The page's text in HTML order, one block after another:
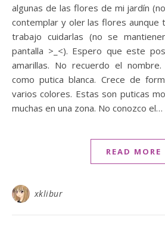
algunas de las flores de mi jardín
contemplar y oler las flores aunque
trabajo cuidarlas (no se
pantalla >_<). Espero que este
amarillas. No recuerdo el
como putica blanca. Crece de
varios colores. Estas son puticas
muchas en una zona. No conozco el…
READ MORE
xklibur